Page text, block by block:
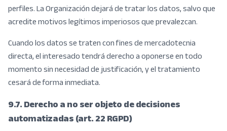
perfiles. La Organización dejará de tratar los datos, salvo que
acredite motivos legítimos imperiosos que prevalezcan.
Cuando los datos se traten con fines de mercadotecnia
directa, el interesado tendrá derecho a oponerse en todo
momento sin necesidad de justificación, y el tratamiento
cesará de forma inmediata.
9.7. Derecho a no ser objeto de decisiones
automatizadas (art. 22 RGPD)